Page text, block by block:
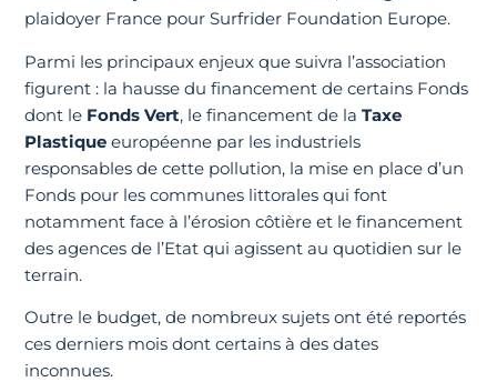
plaidoyer France pour Surfrider Foundation Europe.
Parmi les principaux enjeux que suivra l’association
figurent : la hausse du financement de certains Fonds
dont le Fonds Vert, le financement de laTaxe
Plastique européenne par les industriels
responsables de cette pollution, la mise en place d’un
Fonds pour les communes littorales qui font
notamment face à l’érosion côtière et le financement
des agences de l’Etat qui agissent au quotidien sur le
terrain.
Outre le budget, de nombreux sujets ont été reportés
ces derniers mois dont certains à des dates
inconnues.